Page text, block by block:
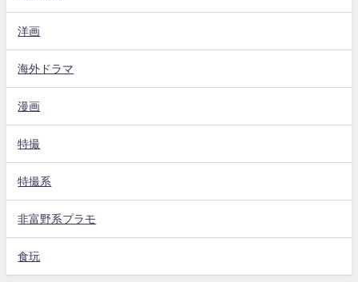
洋画
海外ドラマ
漫画
特撮
特撮系
非富野系プラモ
食玩